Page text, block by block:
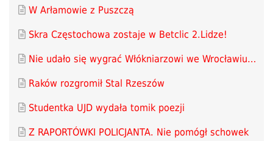
W Arłamowie z Puszczą
Skra Częstochowa zostaje w Betclic 2.Lidze!
Nie udało się wygrać Włókniarzowi we Wrocławiu…
Raków rozgromił Stal Rzeszów
Studentka UJD wydała tomik poezji
Z RAPORTÓWKI POLICJANTA. Nie pomógł schowek